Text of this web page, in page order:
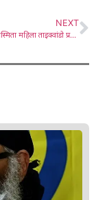
NEXT
Jamshedpur : अस्मिता महिला ताइक्वांडो प्रतियोगिता के विजेताओं को सरयू राय ने किया पुरस्कृत